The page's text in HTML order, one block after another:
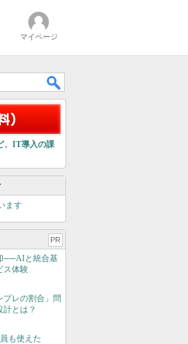
マイページ
、IT導入の課
ます
PR
──AIと統合基
ス体験
プレの割合」問
とは？
も使えた